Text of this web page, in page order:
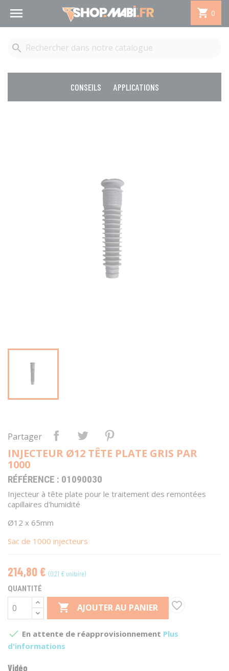
  0

CONSEILS APPLICATIONS
Partager
INJECTEUR Ø12 TÊTE PLATE GRIS PAR
1000
RÉFÉRENCE : 01090030
Injecteur à tête plate pour le traitement des remontées
capillaires d'humidité
Ø12 x 65mm
Sac de 1000 injecteurs
214,80 € (0,21 € unitaire)
QUANTITÉ
 AJOUTER AU PANIER favorite_border
 En attente de réapprovisionnement Plus
d'informations
Vidéo